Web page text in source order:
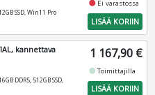
SSD, Win11 Pro
fiber_manual_record Ei varastossa
LISÄÄ KORIIN
kannettava
DDR5, 512GB SSD,
1 167,90 €
fiber_manual_recordToimittajilla
LISÄÄ KORIIN